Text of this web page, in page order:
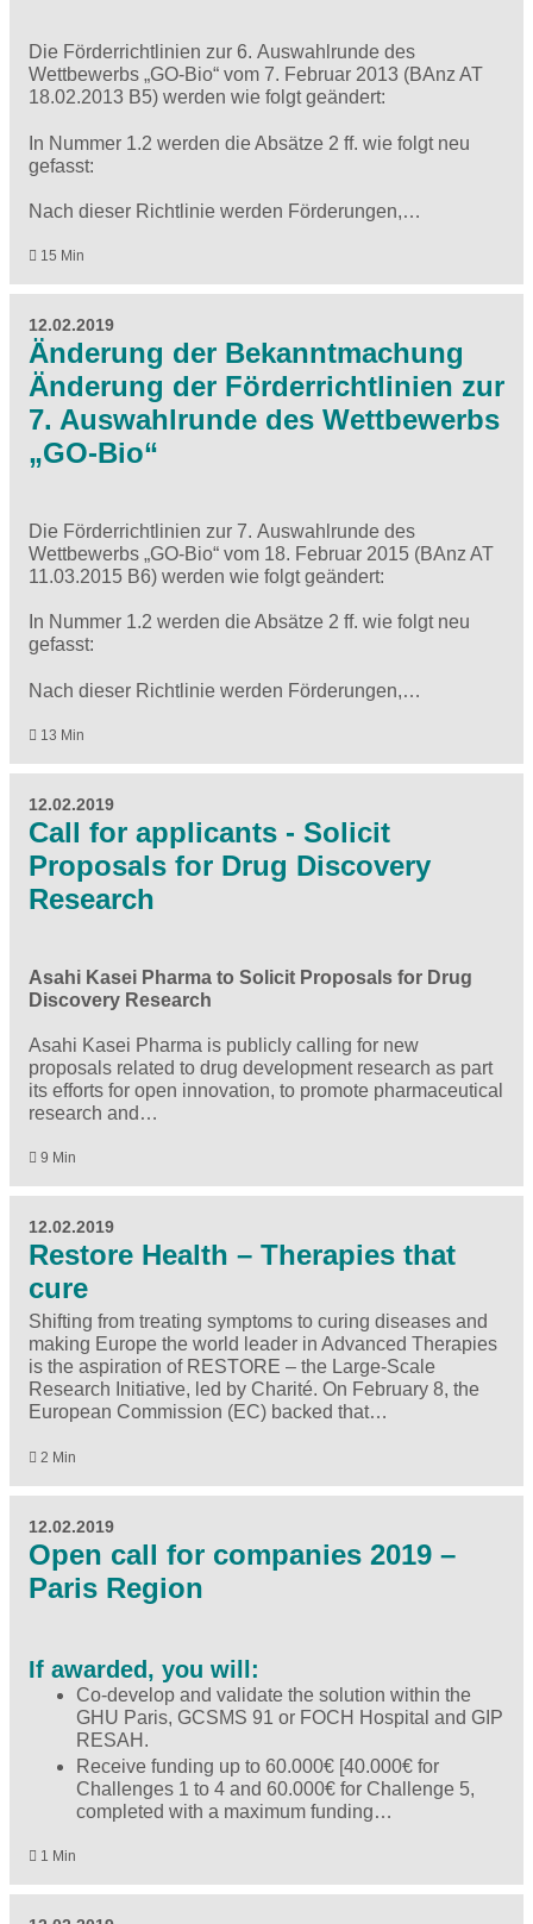
Die Förderrichtlinien zur 6. Auswahlrunde des
Wettbewerbs „GO-Bio“ vom 7. Februar 2013 (BAnz AT
18.02.2013 B5) werden wie folgt geändert:
In Nummer 1.2 werden die Absätze 2 ff. wie folgt neu
gefasst:
Nach dieser Richtlinie werden Förderungen,…
15 Min
12.02.2019
Änderung der Bekanntmachung
Änderung der Förderrichtlinien zur
7. Auswahlrunde des Wettbewerbs
„GO-Bio“
Die Förderrichtlinien zur 7. Auswahlrunde des
Wettbewerbs „GO-Bio“ vom 18. Februar 2015 (BAnz AT
11.03.2015 B6) werden wie folgt geändert:
In Nummer 1.2 werden die Absätze 2 ff. wie folgt neu
gefasst:
Nach dieser Richtlinie werden Förderungen,…
13 Min
12.02.2019
Call for applicants - Solicit
Proposals for Drug Discovery
Research
Asahi Kasei Pharma to Solicit Proposals for Drug
Discovery Research
Asahi Kasei Pharma is publicly calling for new
proposals related to drug development research as part
its efforts for open innovation, to promote pharmaceutical
research and…
9 Min
12.02.2019
Restore Health – Therapies that
cure
Shifting from treating symptoms to curing diseases and
making Europe the world leader in Advanced Therapies
is the aspiration of RESTORE – the Large-Scale
Research Initiative, led by Charité. On February 8, the
European Commission (EC) backed that…
2 Min
12.02.2019
Open call for companies 2019 –
Paris Region
If awarded, you will:
Co-develop and validate the solution within the
GHU Paris, GCSMS 91 or FOCH Hospital and GIP
RESAH.
Receive funding up to 60.000€ [40.000€ for
Challenges 1 to 4 and 60.000€ for Challenge 5,
completed with a maximum funding…
1 Min